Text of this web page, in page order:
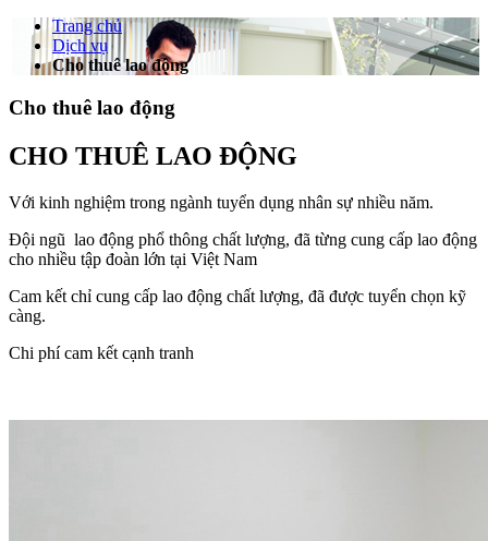
Trang chủ
Dịch vụ
Cho thuê lao động
Cho thuê lao động
CHO THUÊ LAO ĐỘNG
Với kinh nghiệm trong ngành tuyển dụng nhân sự nhiều năm.
Đội ngũ lao động phổ thông chất lượng, đã từng cung cấp lao động
cho nhiều tập đoàn lớn tại Việt Nam
Cam kết chỉ cung cấp lao động chất lượng, đã được tuyển chọn kỹ
càng.
Chi phí cam kết cạnh tranh